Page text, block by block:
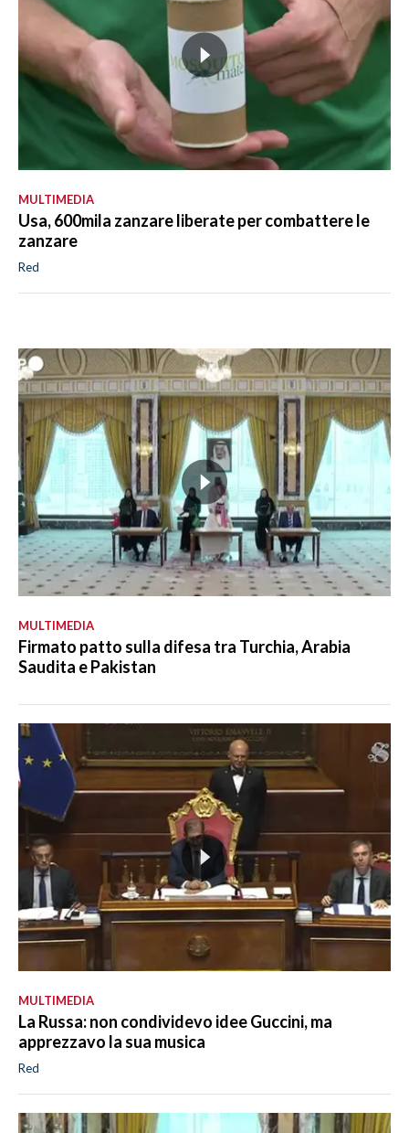
MULTIMEDIA
Usa, 600mila zanzare liberate per combattere le
zanzare
Red
MULTIMEDIA
Firmato patto sulla difesa tra Turchia, Arabia
Saudita e Pakistan
MULTIMEDIA
La Russa: non condividevo idee Guccini, ma
apprezzavo la sua musica
Red